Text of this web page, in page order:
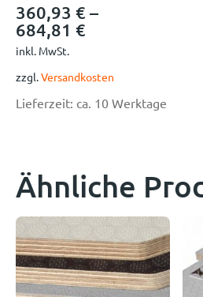
360,93 € –
684,81 €
inkl. MwSt.
zzgl.Versandkosten
Lieferzeit: ca. 10 Werktage
Ähnliche